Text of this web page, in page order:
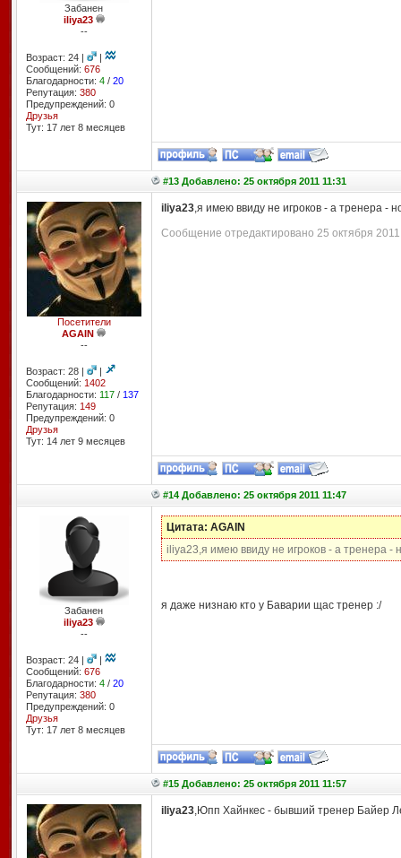
Забанен
iliya23
--
Возраст: 24 |
|
Сообщений: 676
Благодарности: 4/ 20
Репутация: 380
Предупреждений: 0
Друзья
Тут: 17 лет 8 месяцев
#13 Добавлено: 25 октября 2011 11:31
Посетители
AGAIN
--
Возраст: 28 |
|
Сообщений: 1402
Благодарности: 117/ 137
Репутация: 149
Предупреждений: 0
Друзья
Тут: 14 лет 9 месяцев
iliya23,я имею ввиду не игроков - а тренера -
Сообщение отредактировано 25 октября
#14 Добавлено: 25 октября 2011 11:47
Забанен
iliya23
--
Возраст: 24 |
|
Сообщений: 676
Благодарности: 4/ 20
Репутация: 380
Предупреждений: 0
Друзья
Тут: 17 лет 8 месяцев
Цитата: AGAIN
iliya23,я имею ввиду не игроков - а тренера
я даже низнаю кто у Баварии щас тренер :/
#15 Добавлено: 25 октября 2011 11:57
iliya23,Юпп Хайнкес - бывший тренер Байер